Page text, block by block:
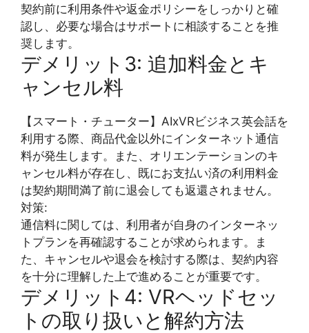
契約前に利用条件や返金ポリシーをしっかりと確
認し、必要な場合はサポートに相談することを推
奨します。
デメリット3: 追加料金とキ
ャンセル料
【スマート・チューター】AIxVRビジネス英会話を
利用する際、商品代金以外にインターネット通信
料が発生します。また、オリエンテーションのキ
ャンセル料が存在し、既にお支払い済の利用料金
は契約期間満了前に退会しても返還されません。
対策:
通信料に関しては、利用者が自身のインターネッ
トプランを再確認することが求められます。ま
た、キャンセルや退会を検討する際は、契約内容
を十分に理解した上で進めることが重要です。
デメリット4: VRヘッドセッ
トの取り扱いと解約方法